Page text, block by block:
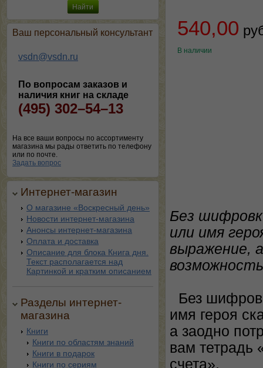
Ваш персональный консультант
vsdn@vsdn.ru
По вопросам заказов и
наличия книг на складе
(495) 302–54–13
На все ваши вопросы по ассортименту
магазина мы рады ответить по телефону
или по почте.
Задать вопрос
Интернет-магазин
О магазине «Воскресный день»
Новости интернет-магазина
Анонсы интернет-магазина
Оплата и доставка
Описание для блока Книга дня.
Текст располагается над
Картинкой и кратким описанием
Разделы интернет-
магазина
Книги
Книги по областям знаний
Книги в подарок
Книги по сериям
540,00
В наличии
Без
или имя
выражение,
Без
имя героя
а заодно
вам тетрадь
счета».